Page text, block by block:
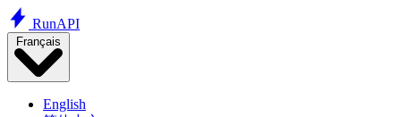
RunAPI
Français
English